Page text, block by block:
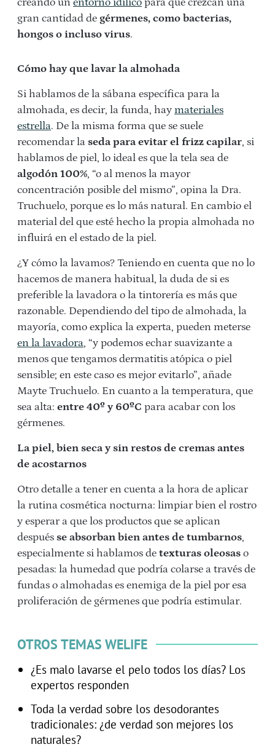
creando un entorno idílico para que crezcan una
gran cantidad de gérmenes, como bacterias,
hongos o incluso virus.
Cómo hay que lavar la almohada
Si hablamos de la sábana específica para la
almohada, es decir, la funda, hay materiales
estrella. De la misma forma que se suele
recomendar la seda para evitar el frizz capilar, si
hablamos de piel, lo ideal es que la tela sea de
algodón 100%, “o al menos la mayor
concentración posible del mismo”, opina la Dra.
Truchuelo, porque es lo más natural. En cambio el
material del que esté hecho la propia almohada no
influirá en el estado de la piel.
¿Y cómo la lavamos? Teniendo en cuenta que no lo
hacemos de manera habitual, la duda de si es
preferible la lavadora o la tintorería es más que
razonable. Dependiendo del tipo de almohada, la
mayoría, como explica la experta, pueden meterse
en la lavadora, “y podemos echar suavizante a
menos que tengamos dermatitis atópica o piel
sensible; en este caso es mejor evitarlo”, añade
Mayte Truchuelo. En cuanto a la temperatura, que
sea alta: entre 40º y 60ºC para acabar con los
gérmenes.
La piel, bien seca y sin restos de cremas antes
de acostarnos
Otro detalle a tener en cuenta a la hora de aplicar
la rutina cosmética nocturna: limpiar bien el rostro
y esperar a que los productos que se aplican
después se absorban bien antes de tumbarnos,
especialmente si hablamos de texturas oleosas o
pesadas: la humedad que podría colarse a través de
fundas o almohadas es enemiga de la piel por esa
proliferación de gérmenes que podría estimular.
OTROS TEMAS WELIFE
¿Es malo lavarse el pelo todos los días? Los
expertos responden
Toda la verdad sobre los desodorantes
tradicionales: ¿de verdad son mejores los
naturales?